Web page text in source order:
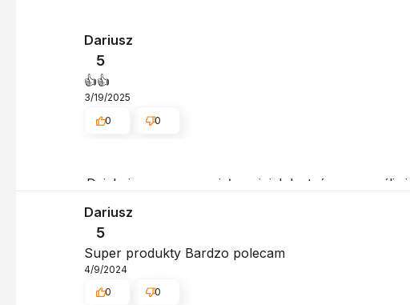
Dziękujemy za wspaniałą opinię! Jesteśmy
Dariusz
5
👍️👍️
3/19/2025
0
0
Dariusz
5
Super produkty Bardzo polecam
4/9/2024
0
0